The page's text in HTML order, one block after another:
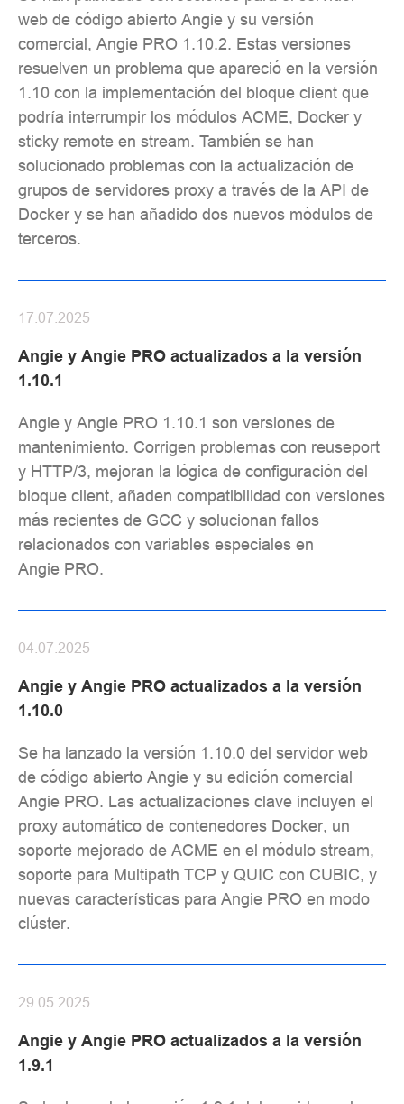
web de código abierto Angie y su versión
comercial, Angie PRO 1.10.2. Estas versiones
resuelven un problema que apareció en la versión
1.10 con la implementación del bloque client que
podría interrumpir los módulos ACME, Docker y
sticky remote en stream. También se han
solucionado problemas con la actualización de
grupos de servidores proxy a través de la API de
Docker y se han añadido dos nuevos módulos de
terceros.
Angie y Angie PRO actualizados a la versión
1.10.1
17.07.2025
Angie y Angie PRO 1.10.1 son versiones de
mantenimiento. Corrigen problemas con reuseport
y HTTP/3, mejoran la lógica de configuración del
bloque client, añaden compatibilidad con versiones
más recientes de GCC y solucionan fallos
relacionados con variables especiales en
Angie PRO.
Angie y Angie PRO actualizados a la versión
1.10.0
04.07.2025
Se ha lanzado la versión 1.10.0 del servidor web
de código abierto Angie y su edición comercial
Angie PRO. Las actualizaciones clave incluyen el
proxy automático de contenedores Docker, un
soporte mejorado de ACME en el módulo stream,
soporte para Multipath TCP y QUIC con CUBIC, y
nuevas características para Angie PRO en modo
clúster.
Angie y Angie PRO actualizados a la versión
1.9.1
29.05.2025